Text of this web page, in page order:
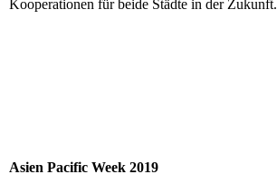
Kooperationen für beide Städte in der Zukunft.
Asien Pacific Week 2019